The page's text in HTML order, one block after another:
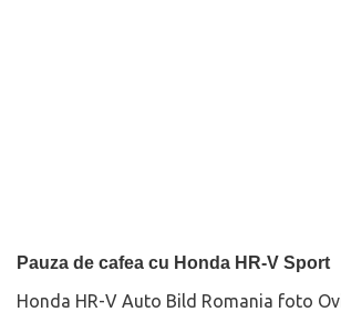
Pauza de cafea cu Honda HR-V Sport
Honda HR-V Auto Bild Romania foto